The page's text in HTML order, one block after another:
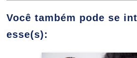
A Ciência da Enfermagem
Você também pode se
esse(s):